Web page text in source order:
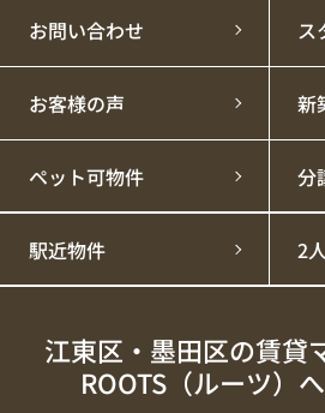
お問い合わせ ス
お客様の声 新
ペット可物件 分
駅近物件 2
江東区・墨田区の賃貸
ROOTS（ルーツ）